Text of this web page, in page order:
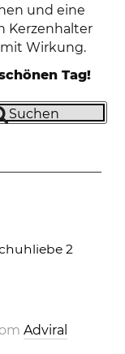
und eine
Kerzenhalter
Wirkung.
Tag!
Suchen
2
Adviral